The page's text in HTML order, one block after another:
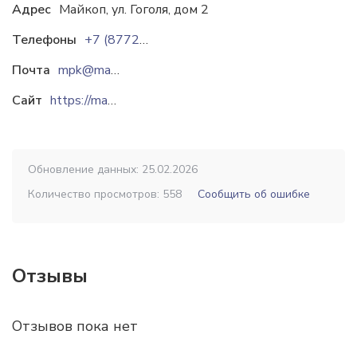
Адрес Майкоп, ул. Гоголя, дом 2
Телефоны
+7 (8772) 57-04-95
Почта
mpk@maykopbeer.ru
Сайт
https://maykopbeer.ru
Обновление данных: 25.02.2026
Количество просмотров: 558
Сообщить об ошибке
Отзывы
Отзывов пока нет